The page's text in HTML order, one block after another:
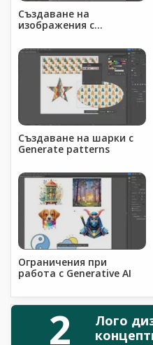
Създаване на
изображения с
Създаване на шарки с
Generate patterns
Ограничения при
работа с Generative AI
2
Лого